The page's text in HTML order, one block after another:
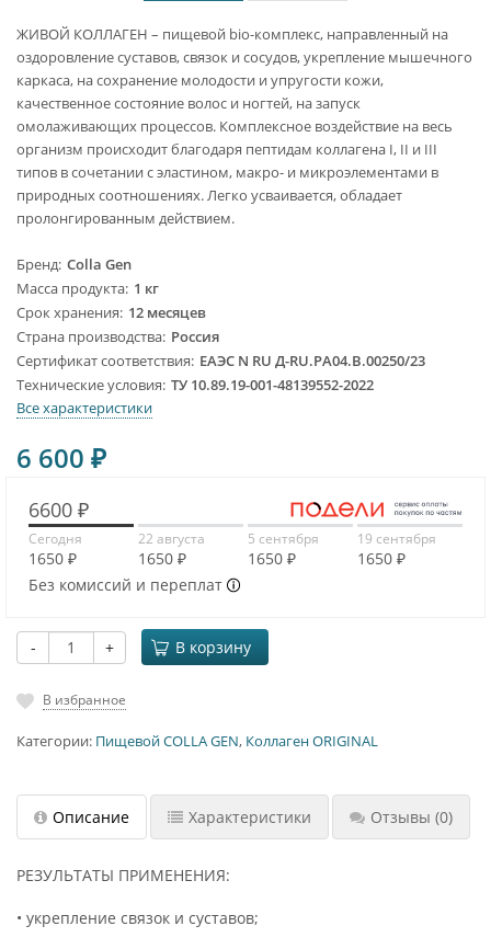
ЖИВОЙ КОЛЛАГЕН – пищевой bio-комплекс, направленный на
оздоровление суставов, связок и сосудов, укрепление мышечного
каркаса, на сохранение молодости и упругости кожи,
качественное состояние волос и ногтей, на запуск
омолаживающих процессов. Комплексное воздействие на весь
организм происходит благодаря пептидам коллагена I, II и III
типов в сочетании с эластином, макро- и микроэлементами в
природных соотношениях. Легко усваивается, обладает
пролонгированным действием.
Бренд Colla Gen
Масса продукта 1 кг
Срок хранения 12 месяцев
Страна производства Россия
Сертификат соответствия ЕАЭС N RU Д-RU.PA04.B.00250/23
Технические условия ТУ 10.89.19-001-48139552-2022
Все характеристики
6 600 ₽
6600 ₽
Сегодня
1650 ₽
22 августа
1650 ₽
5 сентября
1650 ₽
19 сентября
1650 ₽
Без комиссий и переплат
- + В корзину
В избранное
Категории: Пищевой COLLA GEN, Коллаген ORIGINAL
Описание Характеристики Отзывы (0)
РЕЗУЛЬТАТЫ ПРИМЕНЕНИЯ:
• укрепление связок и суставов;